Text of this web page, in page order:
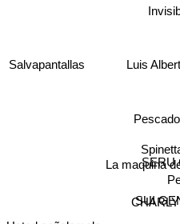
Luis
SERU
SUI
La maquina
Salvapantallas